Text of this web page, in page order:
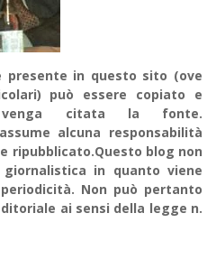
presente in questo sito (ove
può essere copiato e
venga citata la fonte.
alcuna responsabilità
ripubblicato.Questo blog non
in quanto viene
Non può pertanto
ai sensi della legge n.